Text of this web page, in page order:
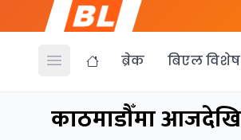
Open menu ब्रेक बिएल विशेष
काठमाडौँमा आजदेखि